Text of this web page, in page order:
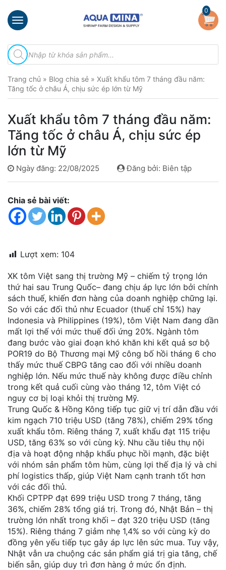
×
chủ
thiệu
Sản
Đầu
Phun
Vi
Bọt
Khí
Ventek
Hướng
dẫn
lắp
Quy
Blog
chia
sẻ
Liên
hệ
0
Tìm
kiếm
sản
Trang chủ » Blog chia sẻ » Xuất khẩu tôm 7 tháng đầu năm:
Tăng tốc ở châu Á, chịu sức ép lớn từ Mỹ
Xuất khẩu tôm 7 tháng đầu năm:
Tăng tốc ở châu Á, chịu sức ép
lớn từ Mỹ
Ngày đăng: 22/08/2025 Đăng bởi: Biên tập
Chia sẻ bài viết:
Lượt xem: 104
XK tôm Việt sang thị trường Mỹ – chiếm tỷ trọng lớn
thứ hai sau Trung Quốc– đang chịu áp lực lớn bởi chính
sách thuế, khiến đơn hàng của doanh nghiệp chững lại.
So với các đối thủ như Ecuador (thuế chỉ 15%) hay
Indonesia và Philippines (19%), tôm Việt Nam đang dần
mất lợi thế với mức thuế đối ứng 20%. Ngành tôm
đang bước vào giai đoạn khó khăn khi kết quả sơ bộ
POR19 do Bộ Thương mại Mỹ công bố hồi tháng 6 cho
thấy mức thuế CBPG tăng cao đối với nhiều doanh
nghiệp lớn. Nếu mức thuế này không được điều chỉnh
trong kết quả cuối cùng vào tháng 12, tôm Việt có
nguy cơ bị loại khỏi thị trường Mỹ.
Trung Quốc & Hồng Kông tiếp tục giữ vị trí dẫn đầu với
kim ngạch 710 triệu USD (tăng 78%), chiếm 29% tổng
xuất khẩu tôm. Riêng tháng 7, xuất khẩu đạt 115 triệu
USD, tăng 63% so với cùng kỳ. Nhu cầu tiêu thụ nội
địa và hoạt động nhập khẩu phục hồi mạnh, đặc biệt
với nhóm sản phẩm tôm hùm, cùng lợi thế địa lý và chi
phí logistics thấp, giúp Việt Nam cạnh tranh tốt hơn
với các đối thủ.
Khối CPTPP đạt 699 triệu USD trong 7 tháng, tăng
36%, chiếm 28% tổng giá trị. Trong đó, Nhật Bản – thị
trường lớn nhất trong khối – đạt 320 triệu USD (tăng
15%). Riêng tháng 7 giảm nhẹ 1,4% so với cùng kỳ do
đồng yên yếu tiếp tục gây áp lực lên sức mua. Tuy vậy,
Nhật vẫn ưa chuộng các sản phẩm giá trị gia tăng, chế
biến sẵn, giúp duy trì đơn hàng ở mức ổn định.